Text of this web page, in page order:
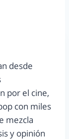
desde
por el cine,
con miles
mezcla
y opinión